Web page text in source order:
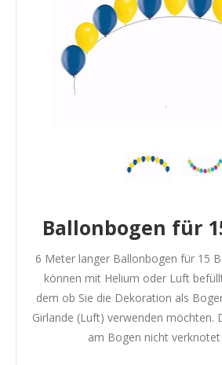
Ballonbogen für
6 Meter langer Ballonbogen für 15
können mit Helium oder Luft
dem ob Sie die Dekoration als
Girlande (Luft) verwenden möchten.
am Bogen nicht